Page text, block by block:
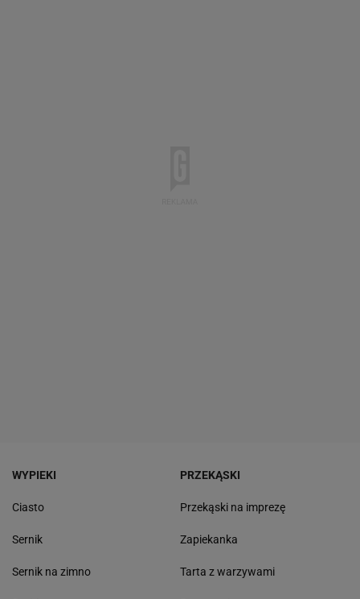
WYPIEKI
Ciasto
Sernik
Sernik na zimno
PRZEKĄSKI
Przekąski na imprezę
Zapiekanka
Tarta z warzywami